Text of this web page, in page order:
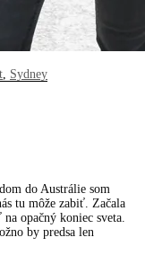
Sydney
do Austrálie som
tu môže zabiť. Začala
opačný koniec sveta.
by predsa len